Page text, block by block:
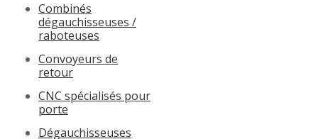
Combinés
dégauchisseuses /
raboteuses
Convoyeurs de
retour
CNC spécialisés pour
porte
Dégauchisseuses